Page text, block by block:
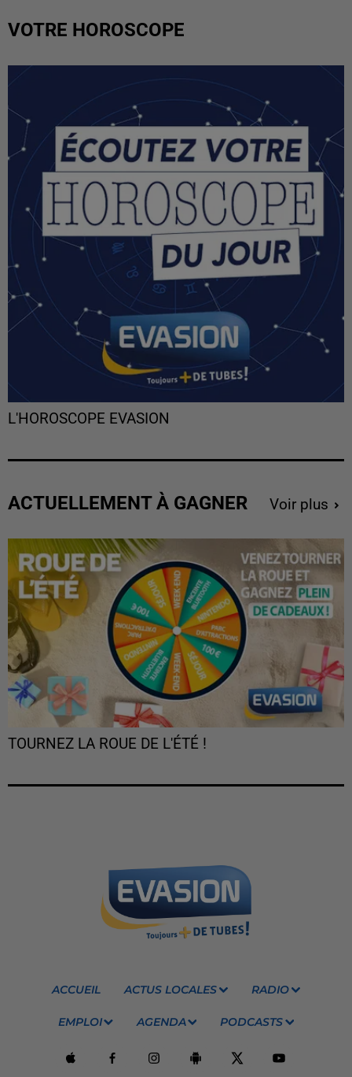
VOTRE HOROSCOPE
L'HOROSCOPE EVASION
ACTUELLEMENT À GAGNER Voir plus
TOURNEZ LA ROUE DE L'ÉTÉ !
ACCUEIL ACTUS LOCALES RADIO
EMPLOI AGENDA PODCASTS